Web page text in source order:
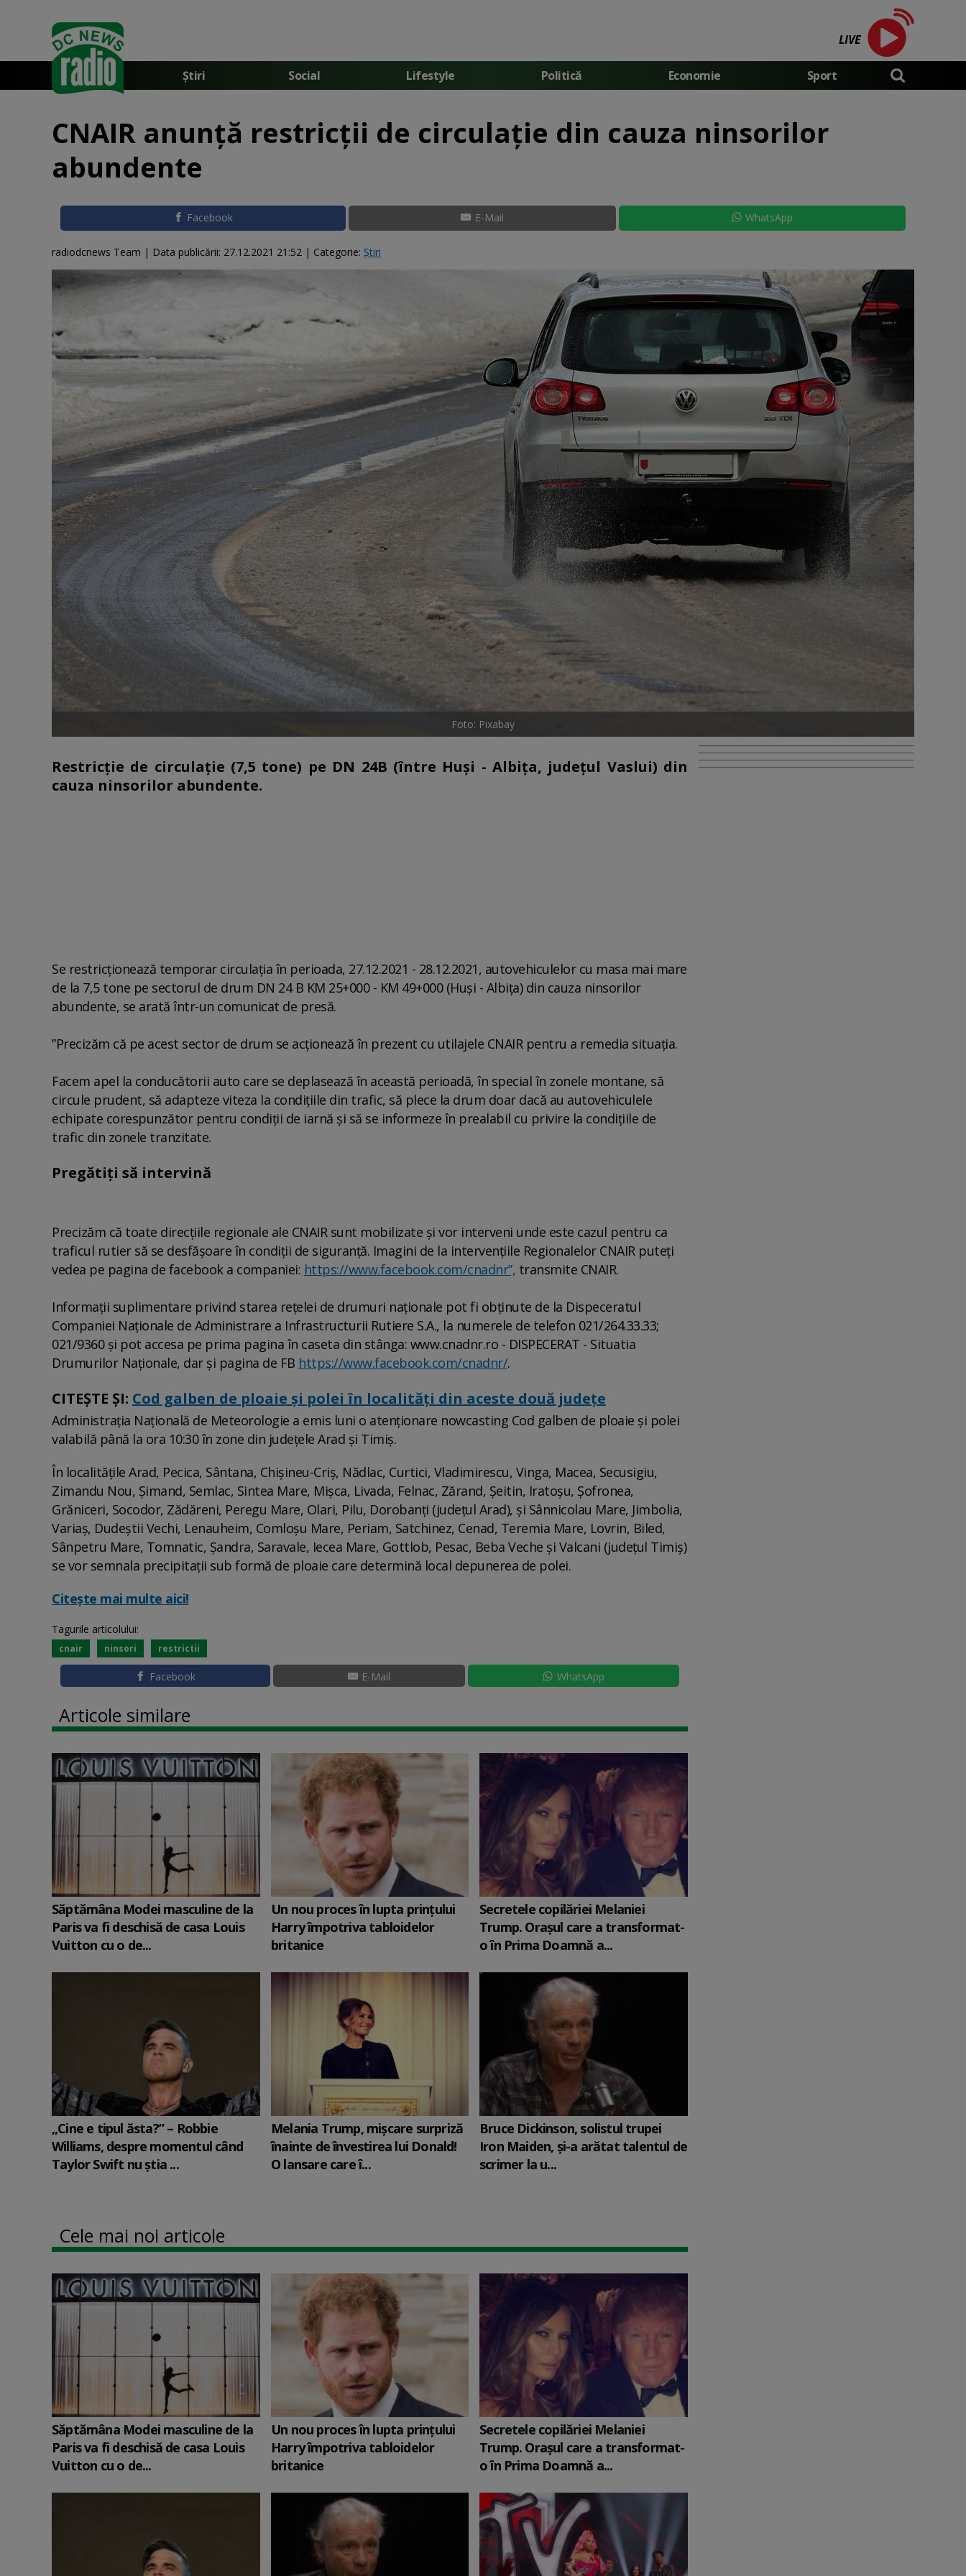
LIVE
Știri Social Lifestyle Politică Economie Sport
CNAIR anunță restricții de circulație din cauza ninsorilor
abundente
Facebook E-Mail WhatsApp
radiodcnews Team | Data publicării: 27.12.2021 21:52 | Categorie: Știri
Foto: Pixabay
Restricţie de circulaţie (7,5 tone) pe DN 24B (între Huşi - Albiţa, judeţul Vaslui) din
cauza ninsorilor abundente.
Se restricţionează temporar circulaţia în perioada, 27.12.2021 - 28.12.2021, autovehiculelor cu masa mai mare
de la 7,5 tone pe sectorul de drum DN 24 B KM 25+000 - KM 49+000 (Huşi - Albiţa) din cauza ninsorilor
abundente, se arată într-un comunicat de presă.
”Precizăm că pe acest sector de drum se acţionează în prezent cu utilajele CNAIR pentru a remedia situaţia.
Facem apel la conducătorii auto care se deplasează în această perioadă, în special în zonele montane, să
circule prudent, să adapteze viteza la condiţiile din trafic, să plece la drum doar dacă au autovehiculele
echipate corespunzător pentru condiţii de iarnă şi să se informeze în prealabil cu privire la condiţiile de
trafic din zonele tranzitate.
Pregătiți să intervină
Precizăm că toate direcţiile regionale ale CNAIR sunt mobilizate şi vor interveni unde este cazul pentru ca
traficul rutier să se desfăşoare în condiţii de siguranţă. Imagini de la intervenţiile Regionalelor CNAIR puteţi
vedea pe pagina de facebook a companiei: https://www.facebook.com/cnadnr”, transmite CNAIR.
Informaţii suplimentare privind starea reţelei de drumuri naţionale pot fi obţinute de la Dispeceratul
Companiei Naţionale de Administrare a Infrastructurii Rutiere S.A., la numerele de telefon 021/264.33.33;
021/9360 şi pot accesa pe prima pagina în caseta din stânga: www.cnadnr.ro - DISPECERAT - Situatia
Drumurilor Naţionale, dar şi pagina de FB https://www.facebook.com/cnadnr/.
CITEȘTE ȘI: Cod galben de ploaie și polei în localități din aceste două județe
Administraţia Naţională de Meteorologie a emis luni o atenţionare nowcasting Cod galben de ploaie şi polei
valabilă până la ora 10:30 în zone din judeţele Arad şi Timiş.
În localităţile Arad, Pecica, Sântana, Chişineu-Criş, Nădlac, Curtici, Vladimirescu, Vinga, Macea, Secusigiu,
Zimandu Nou, Şimand, Semlac, Sintea Mare, Mişca, Livada, Felnac, Zărand, Şeitin, Iratoşu, Şofronea,
Grăniceri, Socodor, Zădăreni, Peregu Mare, Olari, Pilu, Dorobanţi (judeţul Arad), şi Sânnicolau Mare, Jimbolia,
Variaş, Dudeştii Vechi, Lenauheim, Comloşu Mare, Periam, Satchinez, Cenad, Teremia Mare, Lovrin, Biled,
Sânpetru Mare, Tomnatic, Şandra, Saravale, Iecea Mare, Gottlob, Pesac, Beba Veche şi Valcani (judeţul Timiş)
se vor semnala precipitaţii sub formă de ploaie care determină local depunerea de polei.
Citește mai multe aici!
Tagurile articolului:
cnair ninsori restrictii
Facebook E-Mail WhatsApp
Articole similare
Săptămâna Modei masculine de la
Paris va fi deschisă de casa Louis
Vuitton cu o de...
Un nou proces în lupta prinţului
Harry împotriva tabloidelor
britanice
Secretele copilăriei Melaniei
Trump. Orașul care a transformat-
o în Prima Doamnă a...
„Cine e tipul ăsta?” – Robbie
Williams, despre momentul când
Taylor Swift nu știa ...
Melania Trump, mișcare surpriză
înainte de învestirea lui Donald!
O lansare care î...
Bruce Dickinson, solistul trupei
Iron Maiden, şi-a arătat talentul de
scrimer la u...
Cele mai noi articole
Săptămâna Modei masculine de la
Paris va fi deschisă de casa Louis
Vuitton cu o de...
Un nou proces în lupta prinţului
Harry împotriva tabloidelor
britanice
Secretele copilăriei Melaniei
Trump. Orașul care a transformat-
o în Prima Doamnă a...